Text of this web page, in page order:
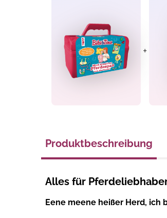
+
Produktbeschreibung
Alles für
Eene meene heißer Herd, ich